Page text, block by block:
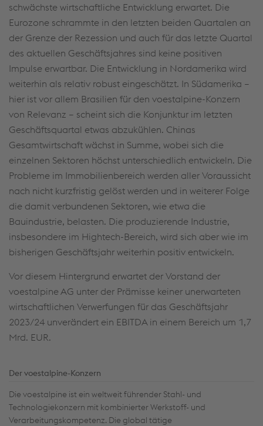
schwächste wirtschaftliche Entwicklung erwartet. Die
Eurozone schrammte in den letzten beiden Quartalen an
der Grenze der Rezession und auch für das letzte Quartal
des aktuellen Geschäftsjahres sind keine positiven
Impulse erwartbar. Die Entwicklung in Nordamerika wird
weiterhin als relativ robust eingeschätzt. In Südamerika –
hier ist vor allem Brasilien für den voestalpine-Konzern
von Relevanz – scheint sich die Konjunktur im letzten
Geschäftsquartal etwas abzukühlen. Chinas
Gesamtwirtschaft wächst in Summe, wobei sich die
einzelnen Sektoren höchst unterschiedlich entwickeln. Die
Probleme im Immobilienbereich werden aller Voraussicht
nach nicht kurzfristig gelöst werden und in weiterer Folge
die damit verbundenen Sektoren, wie etwa die
Bauindustrie, belasten. Die produzierende Industrie,
insbesondere im Hightech-Bereich, wird sich aber wie im
bisherigen Geschäftsjahr weiterhin positiv entwickeln.
Vor diesem Hintergrund erwartet der Vorstand der
voestalpine AG unter der Prämisse keiner unerwarteten
wirtschaftlichen Verwerfungen für das Geschäftsjahr
2023/24 unverändert ein EBITDA in einem Bereich um 1,7
Mrd. EUR.
Der voestalpine-Konzern
Die voestalpine ist ein weltweit führender Stahl- und
Technologiekonzern mit kombinierter Werkstoff- und
Verarbeitungskompetenz. Die global tätige